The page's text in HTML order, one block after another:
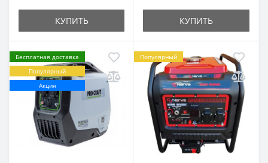
КУПИТЬ КУПИТЬ
Бесплатная доставка
Популярный
Акция
Популярный